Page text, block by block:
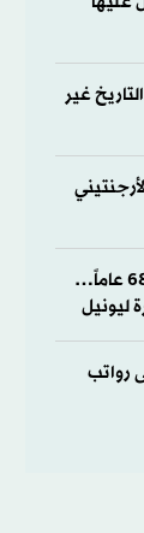
غير
وفاة خورخي ميسي عن 68 عاماً…
ليونيل
رواتب